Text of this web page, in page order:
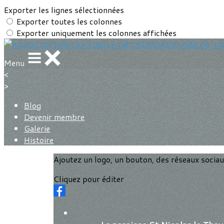
Exporter les lignes sélectionnées
Exporter toutes les colonnes
Exporter uniquement les colonnes affichées
Menu
<
>
Blog
Devenir membre
Galerie
Histoire
Ajoutez un logo, un bouton, des réseaux
Cliquez pour éditer